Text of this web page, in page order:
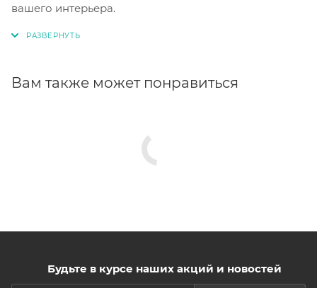
вашего интерьера.
Вам также может понравиться
Будьте в курсе наших акций и новостей